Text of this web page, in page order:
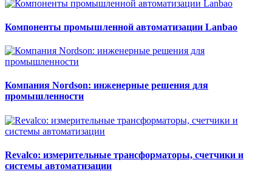
Компоненты промышленной автоматизации Lanbao
Компания Nordson: инженерные решения для
промышленности
Revalco: измерительные трансформаторы, счетчики и
системы автоматизации